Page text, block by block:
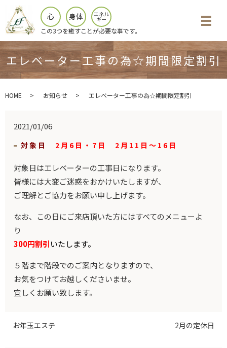
心 身体 エネル
ギー
この3つを癒すことが必要な事です。
メ
エレベーター工事の為☆期間限定割引
HOME お知らせ エレベーター工事の為☆期間限定割引
2021/01/06
対象日 2月6日・7日 2月11日～16日
対象日はエレベーターの工事日になります。
皆様には大変ご迷惑をおかけいたしますが、
ご理解とご協力をお願い申し上げます。
なお、この日にご来店頂いた方にはすべてのメニューよ
り
300円割引いたします。
５階まで階段でのご案内となりますので、
お気をつけてお越しくださいませ。
宜しくお願い致します。
お年玉エステ 2月の定休日